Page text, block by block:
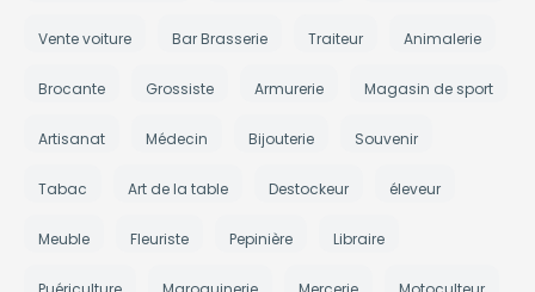
Vente voiture Bar Brasserie Traiteur Animalerie
Brocante Grossiste Armurerie Magasin de sport
Artisanat Médecin Bijouterie Souvenir
Tabac Art de la table Destockeur éleveur
Meuble Fleuriste Pepinière Libraire